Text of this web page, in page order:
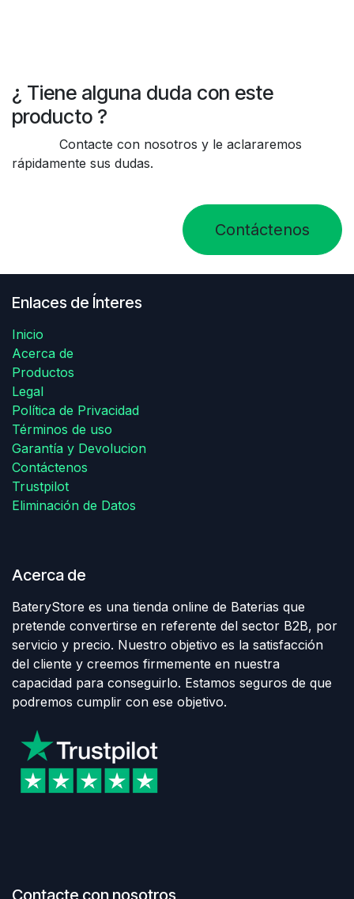
¿ Tiene alguna duda con este
producto ?
Contacte con nosotros y le aclararemos
rápidamente sus dudas.
Contáctenos
Enlaces de Ínteres
Inicio
Acerca de
Productos
Legal
Política de Privacidad
Términos de uso
Garantía y Devolucion
Contáctenos
Trustpilot
Eliminación de Datos
Acerca de
BateryStore es una tienda online de Baterias que
pretende convertirse en referente del sector B2B, por
servicio y precio. Nuestro objetivo es la satisfacción
del cliente y creemos firmemente en nuestra
capacidad para conseguirlo. Estamos seguros de que
podremos cumplir con ese objetivo.
Contacte con nosotros